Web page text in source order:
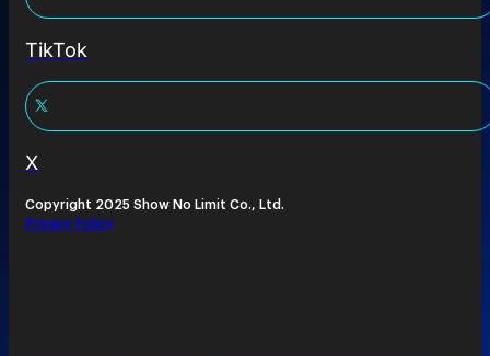
TikTok
X
Copyright 2025 Show No Limit Co., Ltd.
Privacy Policy